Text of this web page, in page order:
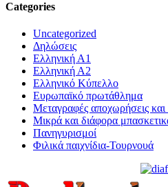
Categories
Uncategorized
Δηλώσεις
Ελληνική Α1
Ελληνική Α2
Ελληνικό Κύπελλο
Ευρωπαϊκό πρωτάθλημα
Μεταγραφές αποχωρήσεις και
Μικρά και διάφορα
Πανηγυρισμοί
Φιλικά παιχνίδια-Τουρνουά